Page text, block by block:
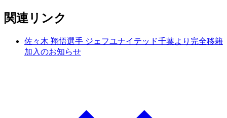
関連リンク
佐々木 翔悟選手 ジェフユナイテッド千葉より完全移籍
加入のお知らせ